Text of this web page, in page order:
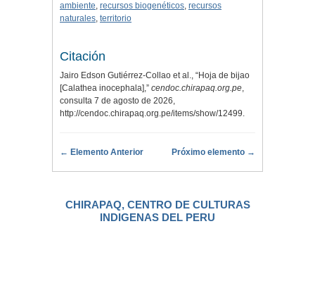
ambiente, recursos biogenéticos, recursos
naturales, territorio
Citación
Jairo Edson Gutiérrez-Collao et al., “Hoja de bijao
[Calathea inocephala],” cendoc.chirapaq.org.pe,
consulta 7 de agosto de 2026,
http://cendoc.chirapaq.org.pe/items/show/12499.
← Elemento Anterior Próximo elemento →
CHIRAPAQ, CENTRO DE CULTURAS
INDIGENAS DEL PERU